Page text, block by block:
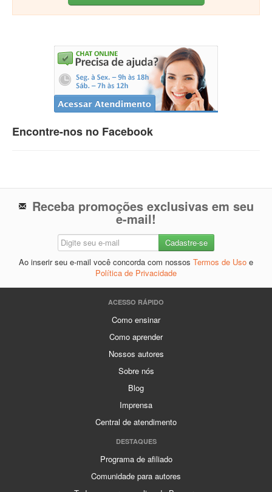
Encontre-nos no Facebook
Receba promoções exclusivas em seu
e-mail!
Ao inserir seu e-mail você concorda com nossos Termos de Uso e
Política de Privacidade
ACESSO RÁPIDO
Como ensinar
Como aprender
Nossos autores
Sobre nós
Blog
Imprensa
Central de atendimento
DESTAQUES
Programa de afiliado
Comunidade para autores